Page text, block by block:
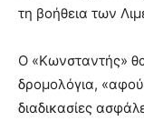
τη βοήθεια των
Ο «Κωνσταντής»
δρομολόγια,
διαδικασίες